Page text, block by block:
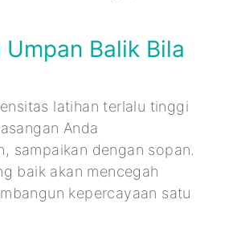
Umpan Balik Bila
latihan terlalu tinggi
Anda
sampaikan dengan sopan.
baik akan mencegah
kepercayaan satu